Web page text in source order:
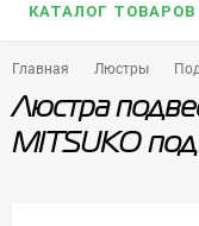
КАТАЛОГ ТОВАРОВ
Главная Люстры
Люстра
MITSUKO